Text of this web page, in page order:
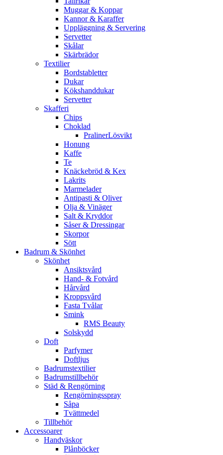
Muggar & Koppar
Kannor & Karaffer
Uppläggning & Servering
Servetter
Skålar
Skärbrädor
Textilier
Bordstabletter
Dukar
Kökshanddukar
Servetter
Skafferi
Chips
Choklad
PralinerLösvikt
Honung
Kaffe
Te
Knäckebröd & Kex
Lakrits
Marmelader
Antipasti & Oliver
Olja & Vinäger
Salt & Kryddor
Såser & Dressingar
Skorpor
Sött
Badrum & Skönhet
Skönhet
Ansiktsvård
Hand- & Fotvård
Hårvård
Kroppsvård
Fasta Tvålar
Smink
RMS Beauty
Solskydd
Doft
Parfymer
Doftljus
Badrumstextilier
Badrumstillbehör
Städ & Rengörning
Rengörningsspray
Såpa
Tvättmedel
Tillbehör
Accessoarer
Handväskor
Plånböcker